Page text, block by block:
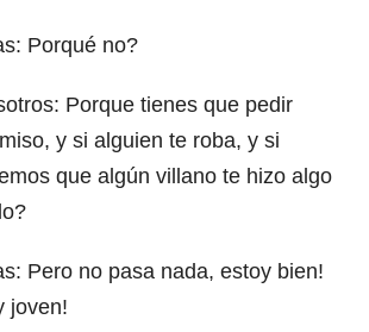
Porqué no?
Porque tienes que pedir
y si alguien te roba, y si
que algún villano te hizo algo
Pero no pasa nada, estoy bien!
joven!